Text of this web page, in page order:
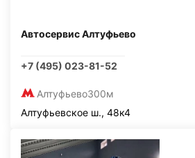
Автосервис Алтуфьево
+7 (495) 023-81-52
Алтуфьево300м
Алтуфьевское ш., 48к4